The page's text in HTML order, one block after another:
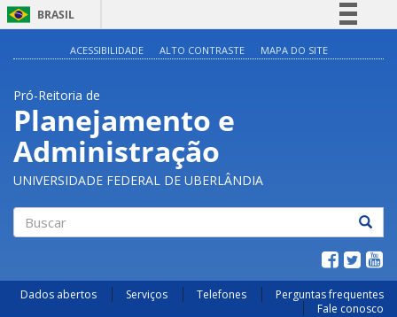
BRASIL
Acesso à informação
ACESSIBILIDADE ALTO CONTRASTE MAPA DO SITE
Pró-Reitoria de
Planejamento e
Administração
UNIVERSIDADE FEDERAL DE UBERLÂNDIA
Dados abertos Serviços Telefones
Perguntas frequentes
Fale conosco